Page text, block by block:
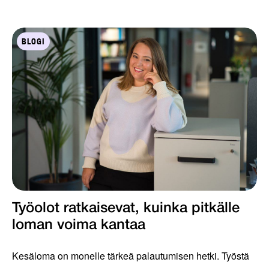
BLOGI
Työolot ratkaisevat, kuinka pitkälle
loman voima kantaa
Kesäloma on monelle tärkeä palautumisen hetki. Työstä